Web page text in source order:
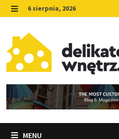
Skip
to
content
MENU
6 sierpnia, 2026
MENU